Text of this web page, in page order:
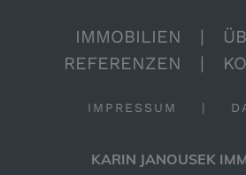
IMMOBILIEN |
REFERENZEN |
IMPRESSUM |
KARIN JANOUSEK